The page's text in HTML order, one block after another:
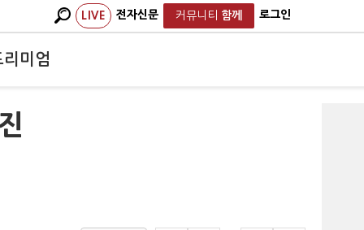
LIVE 전자신문 커뮤니티 함께 로그인
리미엄